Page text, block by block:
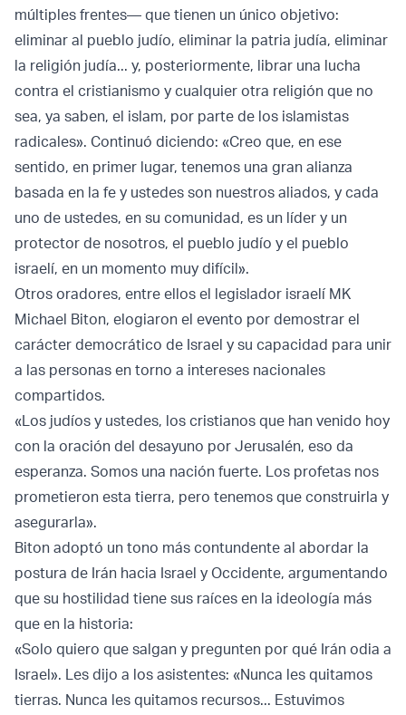
múltiples frentes— que tienen un único objetivo:
eliminar al pueblo judío, eliminar la patria judía, eliminar
la religión judía... y, posteriormente, librar una lucha
contra el cristianismo y cualquier otra religión que no
sea, ya saben, el islam, por parte de los islamistas
radicales». Continuó diciendo: «Creo que, en ese
sentido, en primer lugar, tenemos una gran alianza
basada en la fe y ustedes son nuestros aliados, y cada
uno de ustedes, en su comunidad, es un líder y un
protector de nosotros, el pueblo judío y el pueblo
israelí, en un momento muy difícil».
Otros oradores, entre ellos el legislador israelí MK
Michael Biton, elogiaron el evento por demostrar el
carácter democrático de Israel y su capacidad para unir
a las personas en torno a intereses nacionales
compartidos.
«Los judíos y ustedes, los cristianos que han venido hoy
con la oración del desayuno por Jerusalén, eso da
esperanza. Somos una nación fuerte. Los profetas nos
prometieron esta tierra, pero tenemos que construirla y
asegurarla».
Biton adoptó un tono más contundente al abordar la
postura de Irán hacia Israel y Occidente, argumentando
que su hostilidad tiene sus raíces en la ideología más
que en la historia:
«Solo quiero que salgan y pregunten por qué Irán odia a
Israel». Les dijo a los asistentes: «Nunca les quitamos
tierras. Nunca les quitamos recursos... Estuvimos